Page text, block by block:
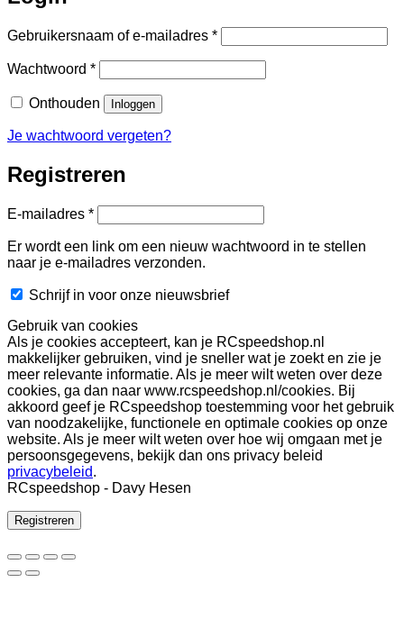
Gebruikersnaam of e-mailadres *Vereist
Wachtwoord *Vereist
Onthouden Inloggen
Je wachtwoord vergeten?
Registreren
E-mailadres *Vereist
Er wordt een link om een nieuw wachtwoord in te stellen
naar je e-mailadres verzonden.
Schrijf in voor onze nieuwsbrief
Gebruik van cookies
Als je cookies accepteert, kan je RCspeedshop.nl
makkelijker gebruiken, vind je sneller wat je zoekt en zie je
meer relevante informatie. Als je meer wilt weten over deze
cookies, ga dan naar www.rcspeedshop.nl/cookies. Bij
akkoord geef je RCspeedshop toestemming voor het gebruik
van noodzakelijke, functionele en optimale cookies op onze
website. Als je meer wilt weten over hoe wij omgaan met je
persoonsgegevens, bekijk dan ons privacy beleid
privacybeleid.
RCspeedshop - Davy Hesen
Registreren